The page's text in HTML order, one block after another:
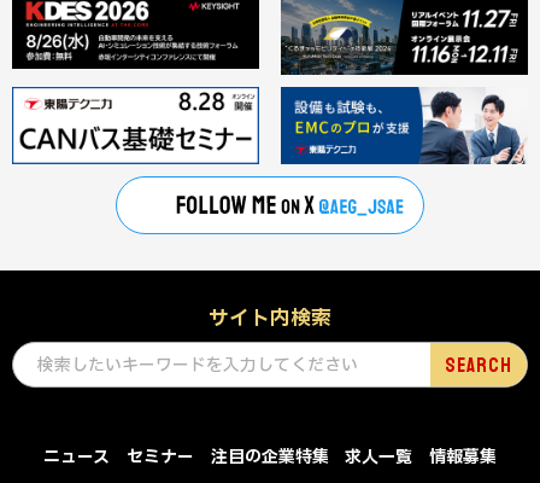
サイト内検索
ニュース セミナー 注目の企業特集 求人一覧 情報募集